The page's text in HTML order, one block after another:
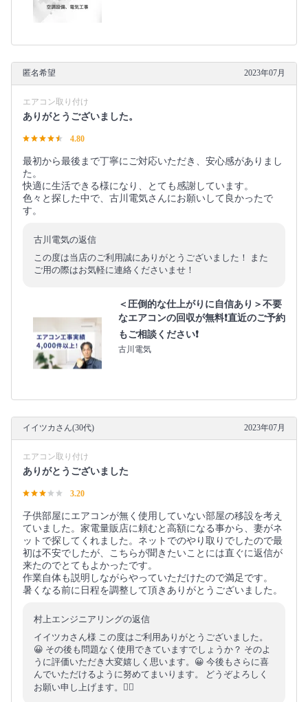
匿名希望 2023年07月
エアコン取り付け
ありがとうございました。
4.80
最初から最後まで丁寧にご対応いただき、安心感がありまし
た。
快適に生活できる様になり、とても感謝しています。
色々と探した中で、古川電気さんにお願いして良かったで
す。
古川電気の返信
この度は当店のご利用誠にありがとうございました！ また
ご用の際はお気軽に連絡くださいませ！
＜圧倒的な仕上がりに自信あり＞不要
なエアコンの回収が無料❗直近のご予約
もご相談ください❗
古川電気
イイツカさん(30代) 2023年07月
エアコン取り付け
ありがとうございました
3.20
子供部屋にエアコンが無く使用していない部屋の移設を考え
ていました。家電量販店に頼むと高額になる事から、妻がネ
ットで探してくれました。ネットでのやり取りでしたので最
初は不安でしたが、こちらが聞きたいことには直ぐに返信が
来たのでとてもよかったです。
作業自体も説明しながらやっていただけたので満足です。
暑くなる前に日程を調整して頂きありがとうございました。
村上エンジニアリングの返信
イイツカさん様 この度はご利用ありがとうございました。
😀 その後も問題なく使用できていますでしょうか？ そのよ
うに評価いただき大変嬉しく思います。😀 今後もさらに喜
んでいただけるように努めてまいります。 どうぞよろしく
お願い申し上げます。🙇‍♂️